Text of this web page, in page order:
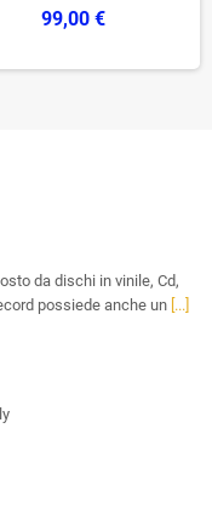
99,00 €
da dischi in vinile, Cd,
possiede anche un [...]